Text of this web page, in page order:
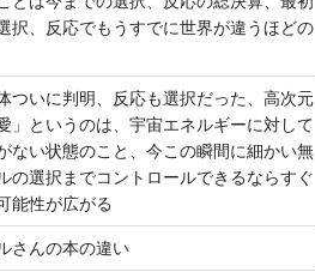
択、反応でもうすでに世界が違うほどの
ついに判明、反応も選択だった、高次元
」というのは、宇宙エネルギーに対して
ない状態のこと、今この瞬間に細かい無
の選択までコントロールできるならすぐ
能性が広がる
さんの本の違い